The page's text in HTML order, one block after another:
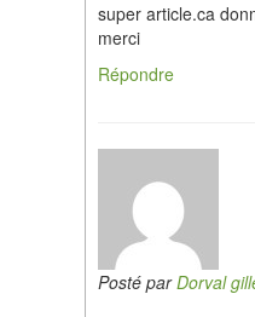
super article.ca
merci
Répondre
Posté parDorval